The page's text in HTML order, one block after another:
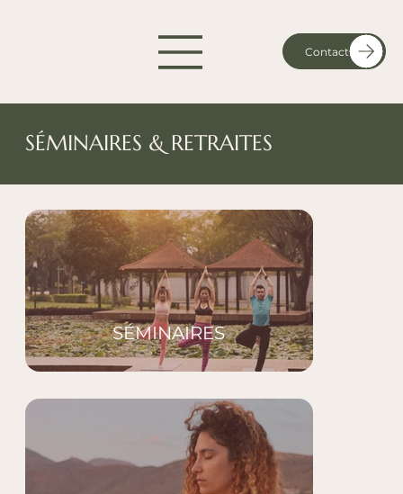
Contact
SÉMINAIRES & RETRAITES
SÉMINAIRES